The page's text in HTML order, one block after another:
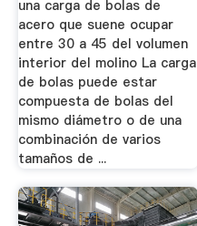
una carga de bolas de
acero que suene ocupar
entre 30 a 45 del volumen
interior del molino La carga
de bolas puede estar
compuesta de bolas del
mismo diámetro o de una
combinación de varios
tamaños de ...